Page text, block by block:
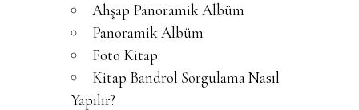
Ahşap Panoramik Albüm
Panoramik Albüm
Foto Kitap
Kitap Bandrol Sorgulama Nasıl
Yapılır?